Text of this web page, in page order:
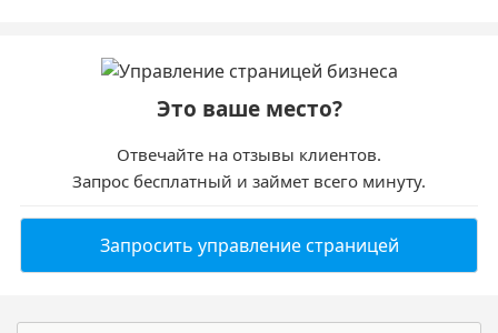
Это ваше место?
Отвечайте на отзывы клиентов.
Запрос бесплатный и займет всего минуту.
Запросить управление страницей